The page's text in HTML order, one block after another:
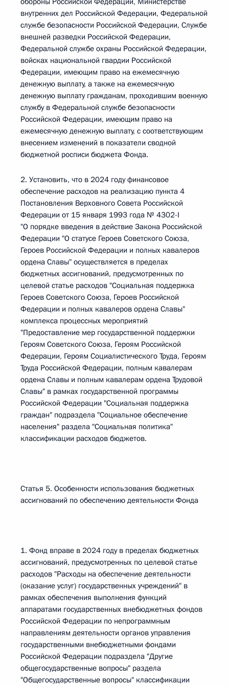
внутренних дел Российской Федерации, Федеральной
службе безопасности Российской Федерации, Службе
внешней разведки Российской Федерации,
Федеральной службе охраны Российской Федерации,
войсках национальной гвардии Российской
Федерации, имеющим право на ежемесячную
денежную выплату, а также на ежемесячную
денежную выплату гражданам, проходившим военную
службу в Федеральной службе безопасности
Российской Федерации, имеющим право на
ежемесячную денежную выплату, с соответствующим
внесением изменений в показатели сводной
бюджетной росписи бюджета Фонда.
2. Установить, что в 2024 году финансовое
обеспечение расходов на реализацию пункта 4
Постановления Верховного Совета Российской
Федерации от 15 января 1993 года № 4302-I
"О порядке введения в действие Закона Российской
Федерации "О статусе Героев Советского Союза,
Героев Российской Федерации и полных кавалеров
ордена Славы" осуществляется в пределах
бюджетных ассигнований, предусмотренных по
целевой статье расходов "Социальная поддержка
Героев Советского Союза, Героев Российской
Федерации и полных кавалеров ордена Славы"
комплекса процессных мероприятий
"Предоставление мер государственной поддержки
Героям Советского Союза, Героям Российской
Федерации, Героям Социалистического Труда, Героям
Труда Российской Федерации, полным кавалерам
ордена Славы и полным кавалерам ордена Трудовой
Славы" в рамках государственной программы
Российской Федерации "Социальная поддержка
граждан" подраздела "Социальное обеспечение
населения" раздела "Социальная политика"
классификации расходов бюджетов.
Статья 5. Особенности использования бюджетных
ассигнований по обеспечению деятельности Фонда
1. Фонд вправе в 2024 году в пределах бюджетных
ассигнований, предусмотренных по целевой статье
расходов "Расходы на обеспечение деятельности
(оказание услуг) государственных учреждений" в
рамках обеспечения выполнения функций
аппаратами государственных внебюджетных фондов
Российской Федерации по непрограммным
направлениям деятельности органов управления
государственными внебюджетными фондами
Российской Федерации подраздела "Другие
общегосударственные вопросы" раздела
"Общегосударственные вопросы" классификации